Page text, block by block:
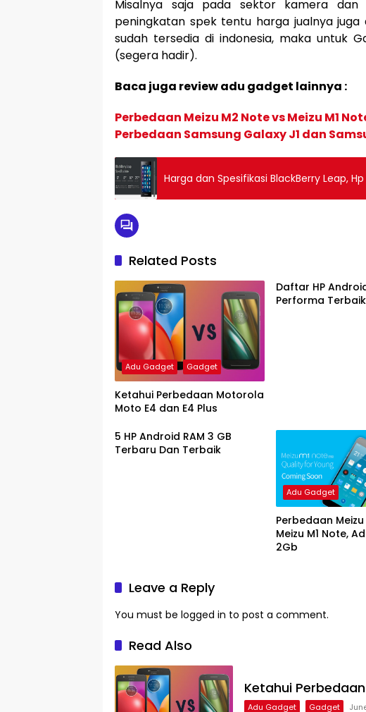
Misalnya saja pada sektor kamera
peningkatan spek tentu harga jualnya juga
sudah tersedia di indonesia, maka untuk
(segera hadir).
Baca juga review adu gadget lainnya :
Perbedaan Meizu M2 Note vs Meizu M1
Perbedaan Samsung Galaxy J1 dan
Harga dan Spesifikasi BlackBerry Leap, Hp
Related Posts
Adu Gadget Gadget
Ketahui Perbedaan Motorola
Moto E4 dan E4 Plus
Daftar HP
Performa Terbaik
5 HP Android RAM 3 GB
Terbaru Dan Terbaik
Adu Gadget
Perbedaan
Meizu M1 Note,
2Gb
Leave a Reply
You must be logged in to post a comment.
Read Also
Ketahui
Adu Gadget Gadget